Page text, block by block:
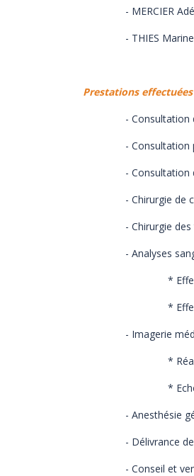
- MERCIER
- THIES Marine,
Prestations
- Consultation de
- Consultation
- Consultation
- Chirurgie de
- Chirurgie des
- Analyses
* Effectuées par
* Effectuées le
- Imagerie
* Réalisation de
*
- Anesthésie
- Délivrance de
- Conseil et vente